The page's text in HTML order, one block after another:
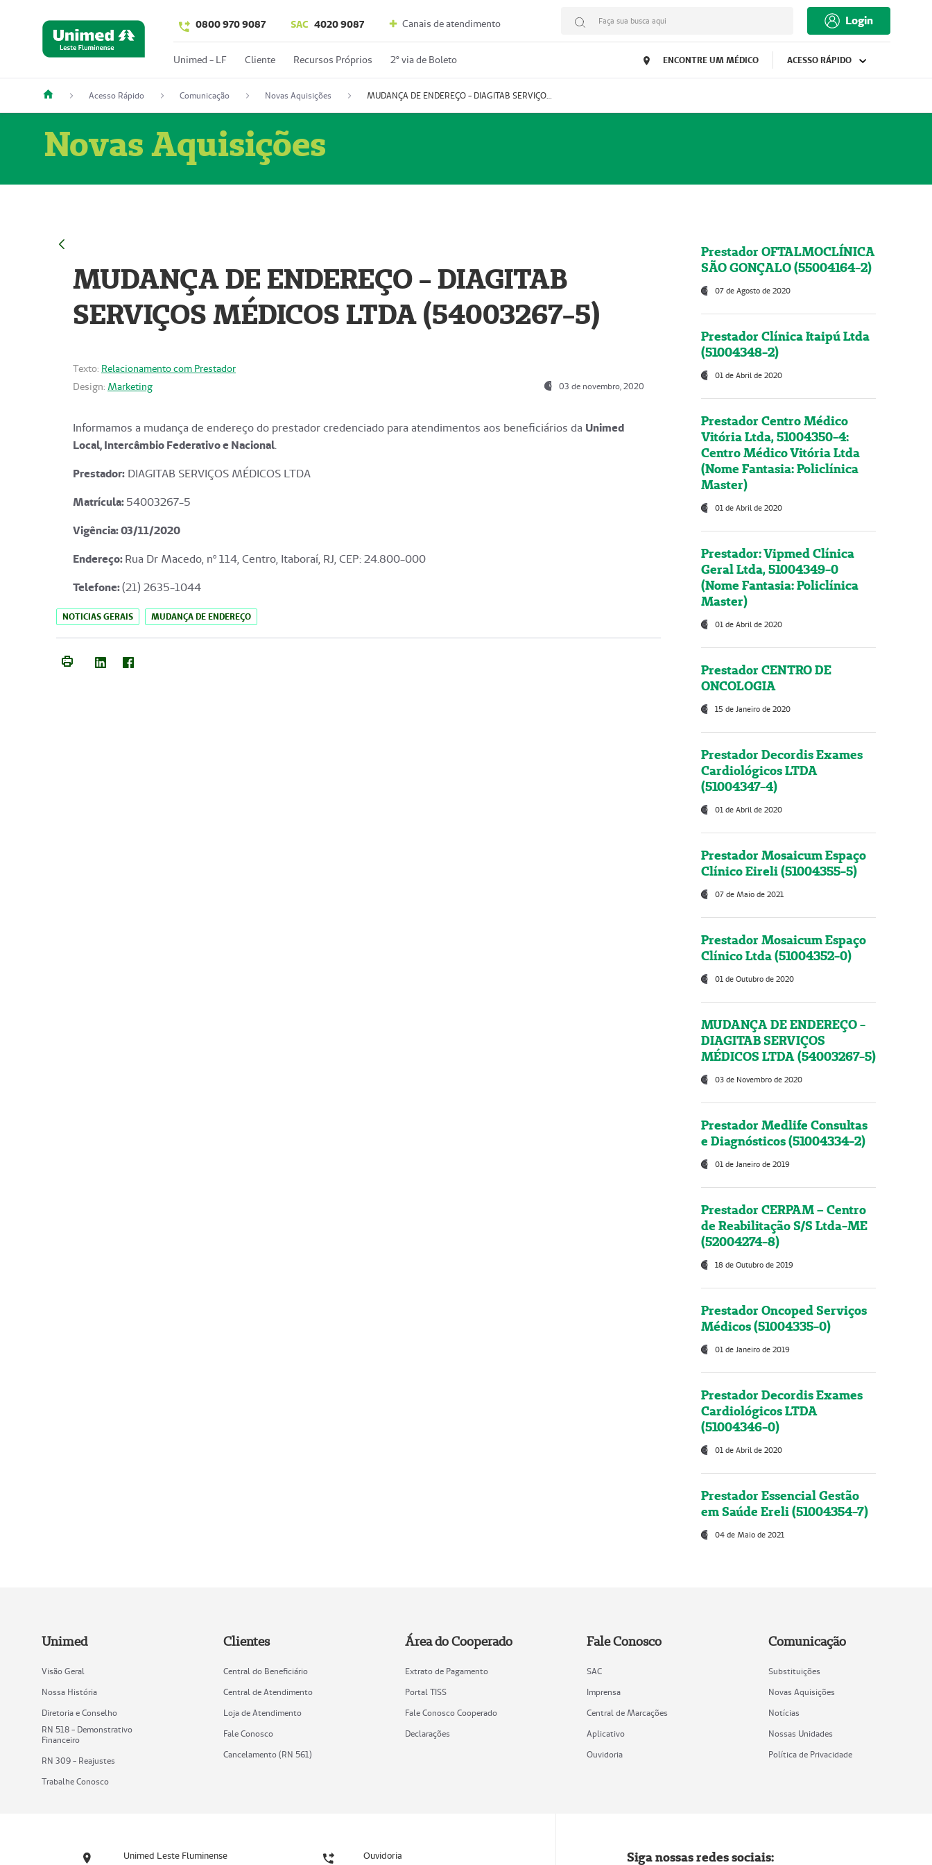
0800 970 9087 SAC 4020 9087 Canais de atendimento Faça sua busca aqui Login
Unimed - LF Cliente Recursos Próprios 2º via de Boleto ENCONTRE UM MÉDICO ACESSO RÁPIDO
Acesso Rápido Comunicação Novas Aquisições MUDANÇA DE ENDEREÇO - DIAGITAB SERVIÇOS MÉDICOS LTDA (54003267-5)
Novas Aquisições
MUDANÇA DE ENDEREÇO - DIAGITAB
SERVIÇOS MÉDICOS LTDA (54003267-5)
Texto: Relacionamento com Prestador
Design: Marketing 03 de novembro, 2020
Informamos a mudança de endereço do prestador credenciado para atendimentos aos beneficiários da Unimed
Local, Intercâmbio Federativo e Nacional.
Prestador: DIAGITAB SERVIÇOS MÉDICOS LTDA
Matrícula:54003267-5
Vigência: 03/11/2020
Endereço:Rua Dr Macedo, nº 114, Centro, Itaboraí, RJ, CEP: 24.800-000
Telefone:(21) 2635-1044
NOTICIAS GERAIS MUDANÇA DE ENDEREÇO
Prestador OFTALMOCLÍNICA
SÃO GONÇALO (55004164-2)
07 de Agosto de 2020
Prestador Clínica Itaipú Ltda
(51004348-2)
01 de Abril de 2020
Prestador Centro Médico
Vitória Ltda, 51004350-4:
Centro Médico Vitória Ltda
(Nome Fantasia: Policlínica
Master)
01 de Abril de 2020
Prestador: Vipmed Clínica
Geral Ltda, 51004349-0
(Nome Fantasia: Policlínica
Master)
01 de Abril de 2020
Prestador CENTRO DE
ONCOLOGIA
15 de Janeiro de 2020
Prestador Decordis Exames
Cardiológicos LTDA
(51004347-4)
01 de Abril de 2020
Prestador Mosaicum Espaço
Clínico Eireli (51004355-5)
07 de Maio de 2021
Prestador Mosaicum Espaço
Clínico Ltda (51004352-0)
01 de Outubro de 2020
MUDANÇA DE ENDEREÇO -
DIAGITAB SERVIÇOS
MÉDICOS LTDA (54003267-5)
03 de Novembro de 2020
Prestador Medlife Consultas
e Diagnósticos (51004334-2)
01 de Janeiro de 2019
Prestador CERPAM – Centro
de Reabilitação S/S Ltda-ME
(52004274-8)
18 de Outubro de 2019
Prestador Oncoped Serviços
Médicos (51004335-0)
01 de Janeiro de 2019
Prestador Decordis Exames
Cardiológicos LTDA
(51004346-0)
01 de Abril de 2020
Prestador Essencial Gestão
em Saúde Ereli (51004354-7)
04 de Maio de 2021
Unimed
Visão Geral
Nossa História
Diretoria e Conselho
RN 518 - Demonstrativo
Financeiro
RN 309 - Reajustes
Trabalhe Conosco
Clientes
Central do Beneficiário
Central de Atendimento
Loja de Atendimento
Fale Conosco
Cancelamento (RN 561)
Área do Cooperado
Extrato de Pagamento
Portal TISS
Fale Conosco Cooperado
Declarações
Fale Conosco
SAC
Imprensa
Central de Marcações
Aplicativo
Ouvidoria
Comunicação
Substituições
Novas Aquisições
Notícias
Nossas Unidades
Política de Privacidade
Unimed Leste Fluminense Ouvidoria Siga nossas redes sociais: